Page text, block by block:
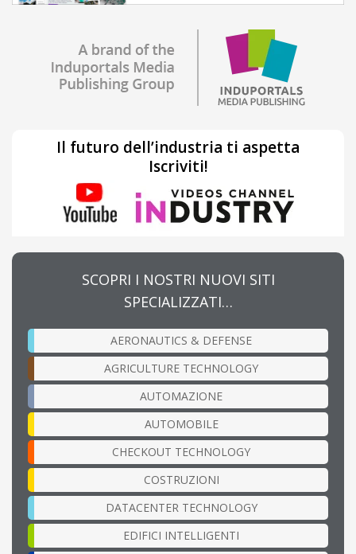
Il futuro dell’industria ti aspetta
Iscriviti!
SCOPRI I NOSTRI NUOVI SITI
SPECIALIZZATI…
AERONAUTICS & DEFENSE
AGRICULTURE TECHNOLOGY
AUTOMAZIONE
AUTOMOBILE
CHECKOUT TECHNOLOGY
COSTRUZIONI
DATACENTER TECHNOLOGY
EDIFICI INTELLIGENTI